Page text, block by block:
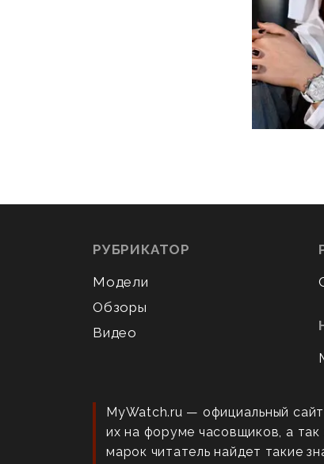
РУБРИКАТОР
Модели
Обзоры
Видео
MyWatch.ru — официальный
их на форуме часовщиков, а
марок читатель найдет такие